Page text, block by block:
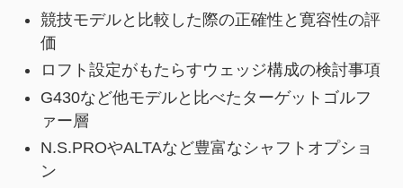
競技モデルと比較した際の正確性と寛容性の評
価
ロフト設定がもたらすウェッジ構成の検討事項
G430など他モデルと比べたターゲットゴルフ
ァー層
N.S.PROやALTAなど豊富なシャフトオプショ
ン